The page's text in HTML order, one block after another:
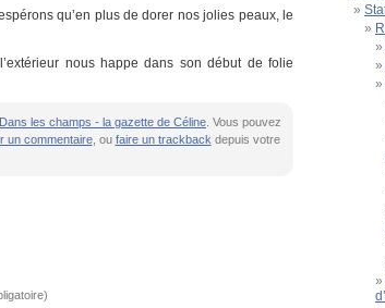
qu’en plus de dorer nos jolies peaux, le
nous happe dans son début de folie
Dans les champs - la gazette de Céline . Vous pouvez
un commentaire, ou faire un trackback depuis votre